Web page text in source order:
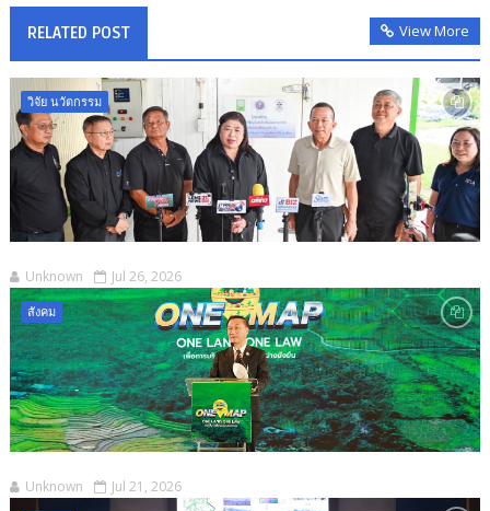
RELATED POST View More
วิจัย นวัตกรรม
Unknown Jul 26, 2026
สังคม
Unknown Jul 21, 2026